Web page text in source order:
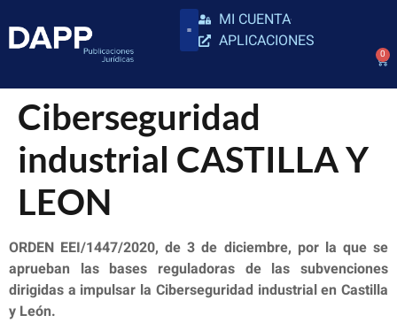
MI CUENTA
APLICACIONES
0
Ciberseguridad
industrial CASTILLA Y
LEON
ORDEN EEI/1447/2020, de 3 de diciembre, por la que se
aprueban las bases reguladoras de las subvenciones
dirigidas a impulsar la Ciberseguridad industrial en Castilla
y León.